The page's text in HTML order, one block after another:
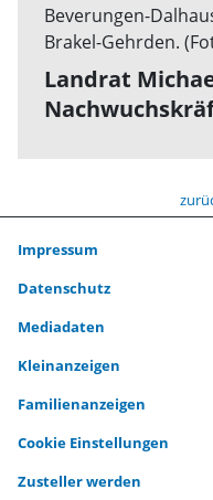
Landrat
Impressum
Datenschutz
Mediadaten
Kleinanzeigen
Familienanzeigen
Cookie Einstellungen
Zusteller werden